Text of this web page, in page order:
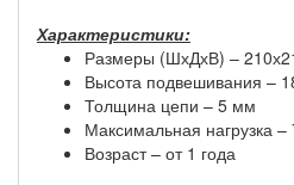
Характеристики:
Размеры (ШхДхВ) –
Высота подвешивания –
Толщина цепи – 5 мм
Максимальная нагрузка –
Возраст – от 1 года